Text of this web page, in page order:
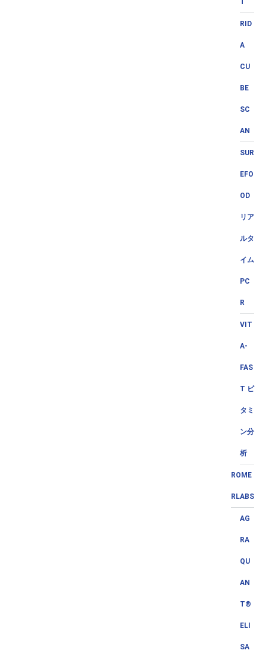
RID
A
CU
BE
SC
AN
SUR
EFO
OD
リア
ルタ
イム
PC
R
VIT
A-
FAS
T ビ
タミ
ン分
析
ROME
RLABS
AG
RA
QU
AN
T®
ELI
SA